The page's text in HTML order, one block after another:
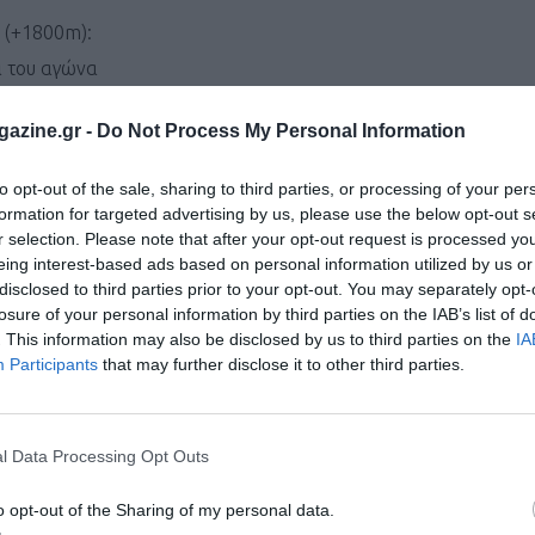
- Do Not Process My Personal Information
opt-out of the sale, sharing to third parties, or processing of your
for targeted advertising by us, please use the below opt-out
selection. Please note that after your opt-out request is processed
interest-based ads based on personal information utilized by us
to third parties prior to your opt-out. You may separately
of your personal information by third parties on the IAB’s list of
This information may also be disclosed by us to third parties on the
Participants that may further disclose it to other third parties.
Data Processing Opt Outs
opt-out of the Sharing of my personal data.
(+1800m):
του αγώνα
πιάτο ημέρας και ατομική σαλάτα).
– Vikos Natural Mineral Water.
house.
12 Ιουλίου (κατόπιν δήλωσης συμμετοχής στο
κατάταξης.
40-49, 50-59 και 60+ ετών.